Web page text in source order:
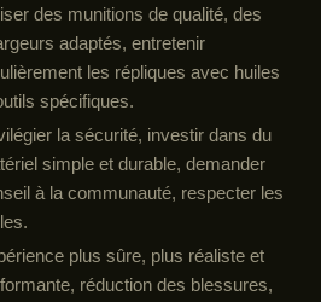
des munitions de qualité, des
adaptés, entretenir
les répliques avec huiles
spécifiques.
la sécurité, investir dans du
simple et durable, demander
à la communauté, respecter les
plus sûre, plus réaliste et
réduction des blessures,